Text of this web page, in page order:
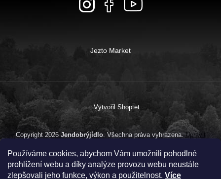
Používáme cookies, abychom Vám umožnili pohodlné
prohlížení webu a díky analýze provozu webu neustále
zlepšovali jeho funkce, výkon a použitelnost. Více
Jezto Market
Vytvořil Shoptet
Copyright 2026 Jendobrýjídlo. Všechna práva vyhrazena.Upravit